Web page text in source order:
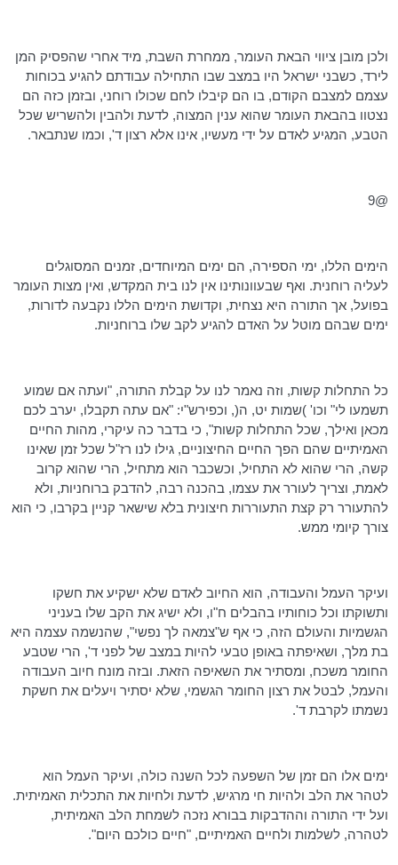
ולכן מובן ציווי הבאת העומר, ממחרת השבת, מיד אחרי שהפסיק המן
לירד, כשבני ישראל היו במצב שבו התחילה עבודתם להגיע בכוחות
עצמם למצבם הקודם, בו הם קיבלו לחם שכולו רוחני, ובזמן כזה הם
נצטוו בהבאת העומר שהוא ענין המצוה, לדעת ולהבין ולהשריש שכל
הטבע, המגיע לאדם על ידי מעשיו, אינו אלא רצון ד', וכמו שנתבאר.
@9
הימים הללו, ימי הספירה, הם ימים המיוחדים, זמנים המסוגלים
לעליה רוחנית. ואף שבעוונותינו אין לנו בית המקדש, ואין מצות העומר
בפועל, אך התורה היא נצחית, וקדושת הימים הללו נקבעה לדורות,
ימים שבהם מוטל על האדם להגיע לקב שלו ברוחניות.
כל התחלות קשות, וזה נאמר לנו על קבלת התורה, "ועתה אם שמוע
תשמעו לי" וכו' )שמות יט, ה(, וכפירש"י: "אם עתה תקבלו, יערב לכם
מכאן ואילך, שכל התחלות קשות", כי בדבר כה עיקרי, מהות החיים
האמיתיים שהם הפך החיים החיצוניים, גילו לנו רז"ל שכל זמן שאינו
קשה, הרי שהוא לא התחיל, וכשכבר הוא מתחיל, הרי שהוא קרוב
לאמת, וצריך לעורר את עצמו, בהכנה רבה, להדבק ברוחניות, ולא
להתעורר רק קצת התעוררות חיצונית בלא שישאר קניין בקרבו, כי הוא
צורך קיומי ממש.
ועיקר העמל והעבודה, הוא החיוב לאדם שלא ישקיע את חשקו
ותשוקתו וכל כוחותיו בהבלים ח"ו, ולא ישיג את הקב שלו בעניני
הגשמיות והעולם הזה, כי אף ש"צמאה לך נפשי", שהנשמה עצמה היא
בת מלך, ושאיפתה באופן טבעי להיות במצב של לפני ד', הרי שטבע
החומר משכח, ומסתיר את השאיפה הזאת. ובזה מונח חיוב העבודה
והעמל, לבטל את רצון החומר הגשמי, שלא יסתיר ויעלים את חשקת
נשמתו לקרבת ד'.
ימים אלו הם זמן של השפעה לכל השנה כולה, ועיקר העמל הוא
לטהר את הלב ולהיות חי מרגיש, לדעת ולחיות את התכלית האמיתית.
ועל ידי התורה וההדבקות בבורא נזכה לשמחת הלב האמיתית,
לטהרה, לשלמות ולחיים האמיתיים, "חיים כולכם היום".